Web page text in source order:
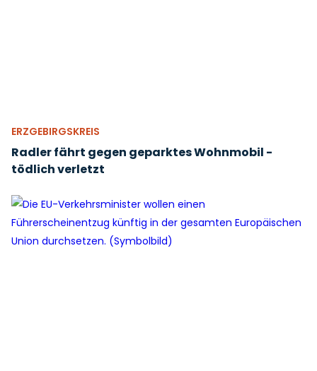
ERZGEBIRGSKREIS
Radler fährt gegen geparktes Wohnmobil -
tödlich verletzt